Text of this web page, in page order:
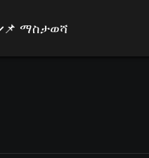
📌 ማስታወሻ